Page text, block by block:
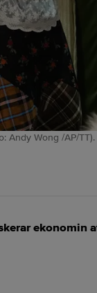
Andy Wong /AP/TT).
ekonomin